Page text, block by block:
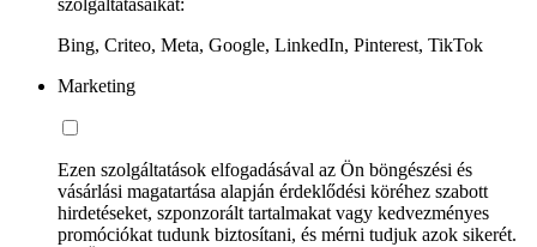
szolgáltatásaikat:
Bing, Criteo, Meta, Google, LinkedIn, Pinterest, TikTok
Marketing
Ezen szolgáltatások elfogadásával az Ön böngészési és
vásárlási magatartása alapján érdeklődési köréhez szabott
hirdetéseket, szponzorált tartalmakat vagy kedvezményes
promóciókat tudunk biztosítani, és mérni tudjuk azok sikerét.